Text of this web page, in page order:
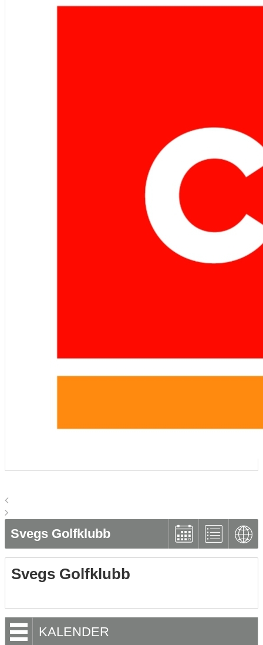
Svegs Golfklubb
Svegs Golfklubb
KALENDER